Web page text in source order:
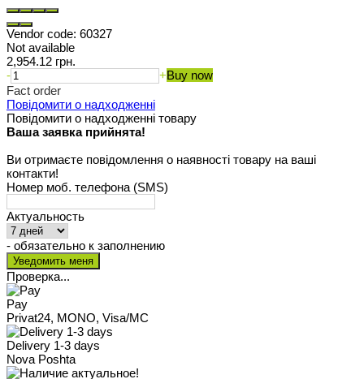
Vendor code: 60327
Not available
2,954.12 грн.
-
+Buy now
Fact order
Повідомити о надходженні
Повідомити о надходженні товару
Ваша заявка прийнята!
Ви отримаєте повідомлення о наявності товару на ваші
контакти!
Номер моб. телефона (SMS)
Актуальность
- обязательно к заполнению
Проверка...
Pay
Privat24, MONO, Visa/MC
Delivery 1-3 days
Nova Poshta